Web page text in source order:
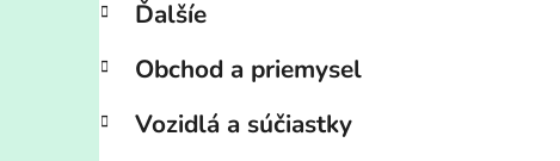
Ďalšíe
Obchod a priemysel
Vozidlá a súčiastky